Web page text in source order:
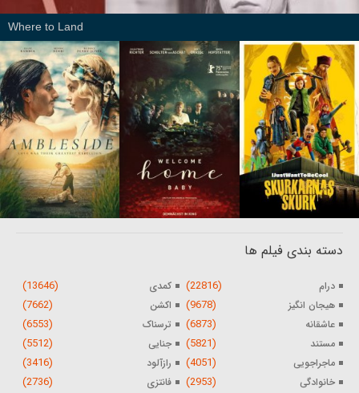
Where to Land
دسته بندی فیلم ها
درام (22816) کمدی (13646)
هیجان انگیز (9678) اکشن (7662)
عاشقانه (6873) ترسناک (6553)
مستند (5821) جنایی (5512)
ماجراجویی (4051) رازآلود (3416)
خانوادگی (2953) فانتزی
(2736)